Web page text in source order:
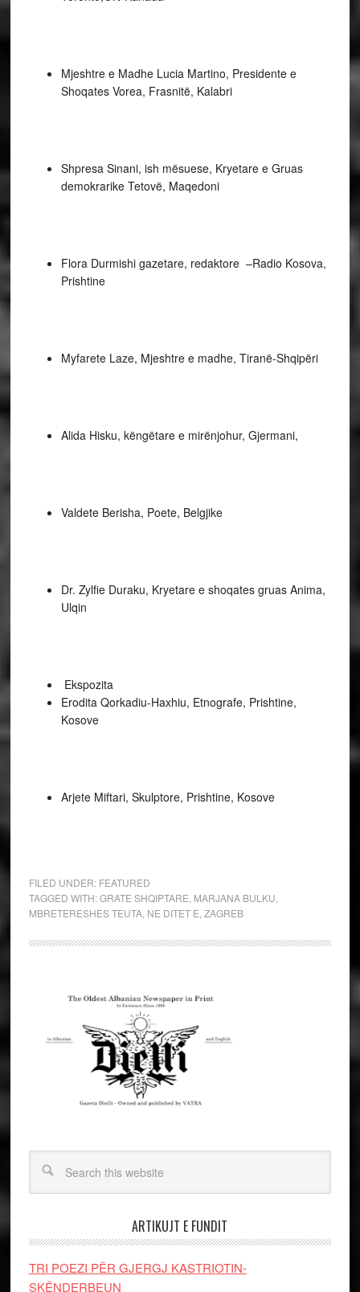
Mjeshtre e Madhe Lucia Martino, Presidente e
Shoqates Vorea, Frasnitë, Kalabri
Shpresa Sinani, ish mësuese, Kryetare e Gruas
demokrarike Tetovë, Maqedoni
Flora Durmishi gazetare, redaktore –Radio Kosova,
Prishtine
Myfarete Laze, Mjeshtre e madhe, Tiranë-Shqipëri
Alida Hisku, këngëtare e mirënjohur, Gjermani,
Valdete Berisha, Poete, Belgjike
Dr. Zylfie Duraku, Kryetare e shoqates gruas Anima,
Ulqin
Ekspozita
Erodita Qorkadiu-Haxhiu, Etnografe, Prishtine,
Kosove
Arjete Miftari, Skulptore, Prishtine, Kosove
FILED UNDER: FEATURED
TAGGED WITH:GRATE SHQIPTARE MARJANA BULKU
MBRETERESHES TEUTA, NE DITET E ZAGREB
ARTIKUJT E FUNDIT
TRI POEZI PËR GJERGJ KASTRIOTIN-
SKËNDERBEUN